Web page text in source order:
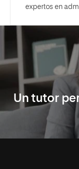
expertos en
Un tutor